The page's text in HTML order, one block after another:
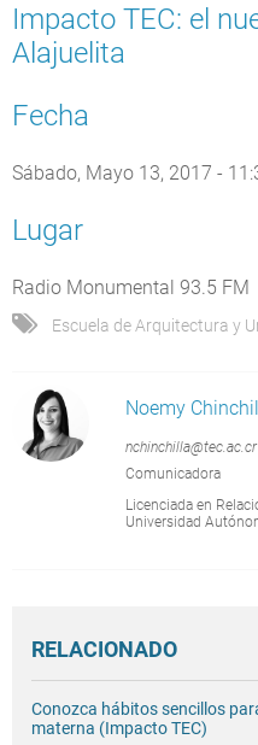
Impacto TEC: el
Alajuelita
Fecha
Sábado, Mayo 13, 2017 -
Lugar
Radio Monumental 93.5 FM
Escuela de Arquitectura y
Noemy
nchinchilla@tec.ac.cr
Comunicadora
Licenciada en
Universidad
RELACIONADO
Conozca hábitos sencillos
materna (Impacto TEC)